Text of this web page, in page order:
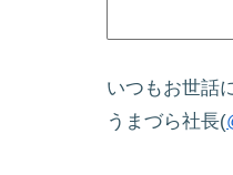
いつもお世話
うまづら社長(